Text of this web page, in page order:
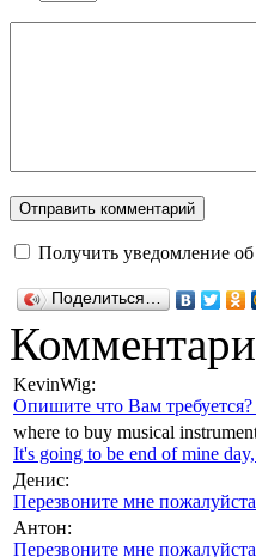
Получить уведомление
Поделиться…
KevinWig:
Опишите что Вам
where to buy musical
It's going to be end of mine
Денис:
Перезвоните мне
Антон:
Перезвоните мне